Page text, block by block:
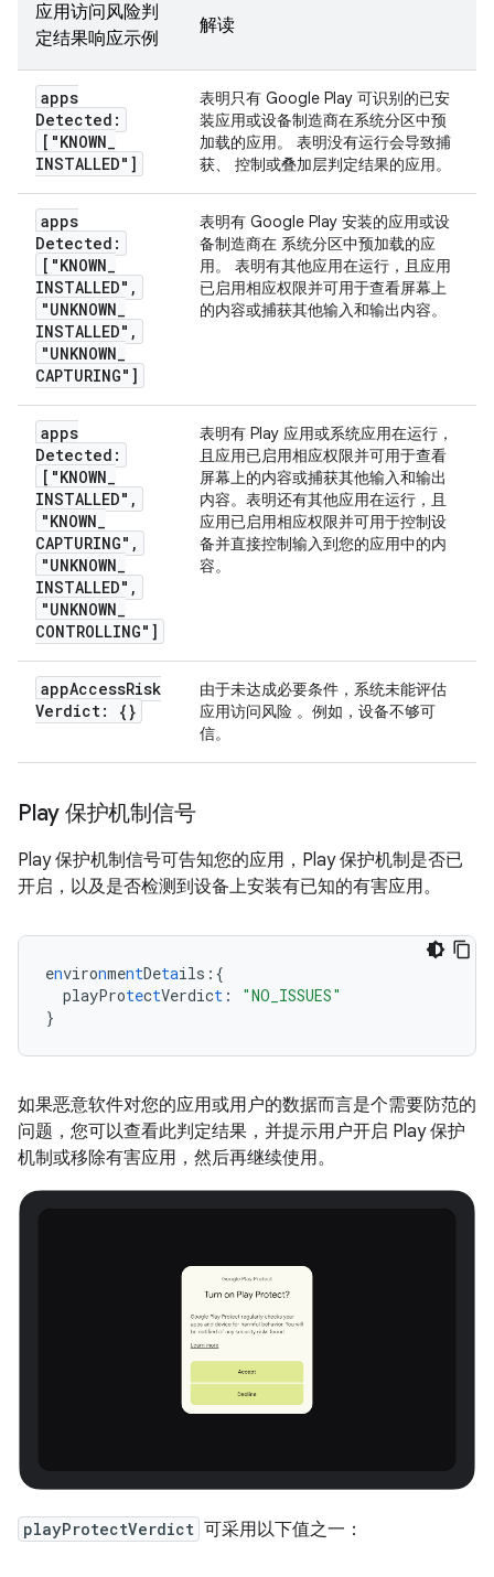
应用访问风险判
定结果响应示例
解读
apps
Detected:
["KNOWN_
INSTALLED"]
表明只有 Google Play 可识别的已安
装应用或设备制造商在系统分区中预
加载的应用。 表明没有运行会导致捕
获、 控制或叠加层判定结果的应用。
apps
Detected:
["KNOWN_
INSTALLED" ,
"UNKNOWN_
INSTALLED" ,
"UNKNOWN_
CAPTURING"]
表明有 Google Play 安装的应用或设
备制造商在 系统分区中预加载的应
用。 表明有其他应用在运行，且应用
已启用相应权限并可用于查看屏幕上
的内容或捕获其他输入和输出内容。
apps
Detected:
["KNOWN_
INSTALLED" ,
"KNOWN_
CAPTURING" ,
"UNKNOWN_
INSTALLED" ,
"UNKNOWN_
CONTROLLING"]
表明有 Play 应用或系统应用在运行，
且应用已启用相应权限并可用于查看
屏幕上的内容或捕获其他输入和输出
内容。表明还有其他应用在运行，且
应用已启用相应权限并可用于控制设
备并直接控制输入到您的应用中的内
容。
appAccessRisk
Verdict: {}
由于未达成必要条件，系统未能评估
应用访问风险 。例如，设备不够可
信。
Play 保护机制信号
Play 保护机制信号可告知您的应用，Play 保护机制是否已
开启，以及是否检测到设备上安装有已知的有害应用。
environmentDetails :{
playProtectVerdict :
"NO_ISSUES"
}
如果恶意软件对您的应用或用户的数据而言是个需要防范的
问题，您可以查看此判定结果，并提示用户开启 Play 保护
机制或移除有害应用，然后再继续使用。
playProtectVerdict 可采用以下值之一：